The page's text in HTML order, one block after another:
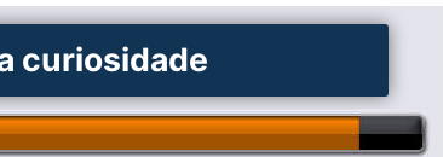
curiosidade